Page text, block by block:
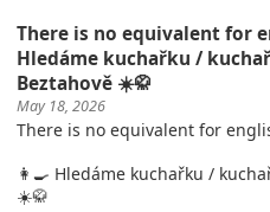
There is no equivalent for
Hledáme kuchařku /
Beztahově ☀️🥋
May 18, 2026
There is no equivalent for
👩‍🍳 Hledáme kuchařku /
☀️🥋